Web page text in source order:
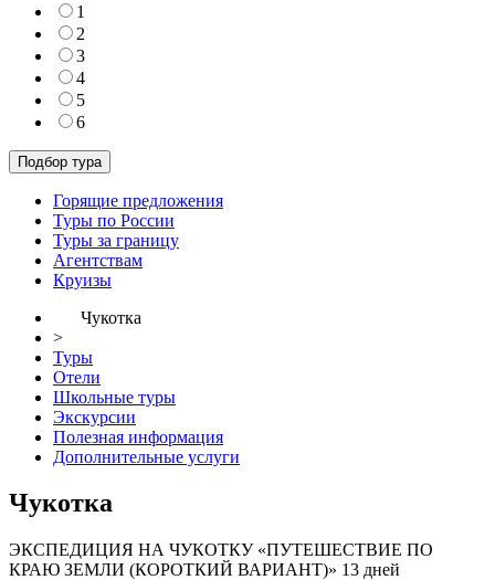
1
2
3
4
5
6
Горящие предложения
Туры по России
Туры за границу
Агентствам
Круизы
Чукотка
>
Туры
Отели
Школьные туры
Экскурсии
Полезная информация
Дополнительные услуги
Чукотка
ЭКСПЕДИЦИЯ НА ЧУКОТКУ «ПУТЕШЕСТВИЕ ПО
КРАЮ ЗЕМЛИ (КОРОТКИЙ ВАРИАНТ)» 13 дней